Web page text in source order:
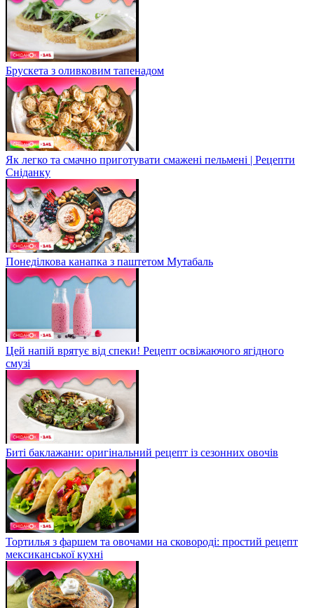
Брускета з оливковим тапенадом
Як легко та смачно приготувати смажені пельмені | Рецепти
Сніданку
Понеділкова канапка з паштетом Мутабаль
Цей напій врятує від спеки! Рецепт освіжаючого ягідного
смузі
Биті баклажани: оригінальний рецепт із сезонних овочів
Тортилья з фаршем та овочами на сковороді: простий рецепт
мексиканської кухні